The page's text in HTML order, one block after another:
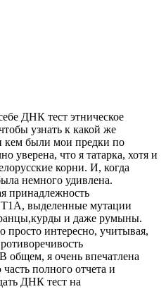
ДНК тест этническое
узнать к какой же
кем были мои предки по
уверена, что я татарка, хотя и
корни. И, когда
немного удивлена.
принадлежность
T1A, выделенные мутации
и даже румыны.
просто интересно, учитывая,
я очень впечатлена
полного отчета и
ДНК тест на